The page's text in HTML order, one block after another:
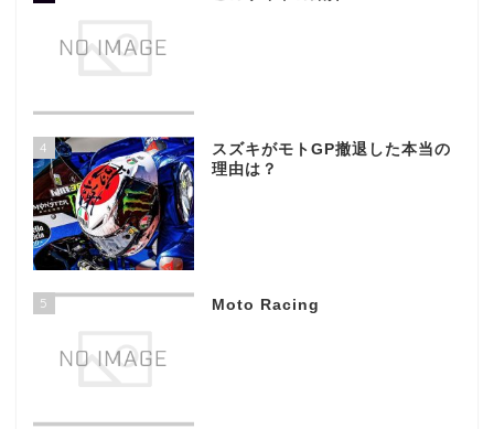
4
スズキがモトGP撤退した本当の
理由は？
5 Moto Racing